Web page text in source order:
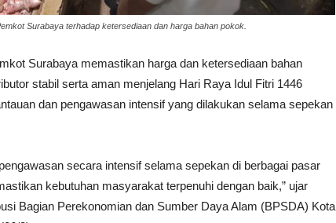
Surabaya terhadap ketersediaan dan harga bahan pokok.
Surabaya memastikan harga dan ketersediaan bahan
stabil serta aman menjelang Hari Raya Idul Fitri 1446
dan pengawasan intensif yang dilakukan selama sepekan
secara intensif selama sepekan di berbagai pasar
kebutuhan masyarakat terpenuhi dengan baik,” ujar
Bagian Perekonomian dan Sumber Daya Alam (BPSDA) Kota